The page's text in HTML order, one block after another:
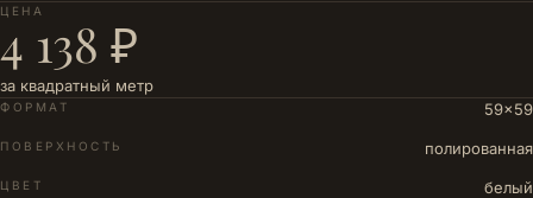
ЦЕНА
4 138 ₽
за квадратный метр
ФОРМАТ 59×59
ПОВЕРХНОСТЬ полированная
ЦВЕТ белый